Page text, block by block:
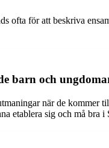
ofta för att beskriva
barn och
när de
etablera sig och må bra i